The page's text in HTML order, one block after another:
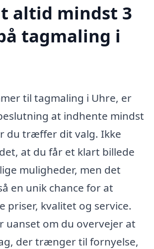
altid mindst 3
tagmaling i
til tagmaling i Uhre, er
at indhente mindst
du træffer dit valg. Ikke
at du får et klart billede
muligheder, men det
en unik chance for at
priser, kvalitet og service.
uanset om du overvejer at
der trænger til fornyelse,